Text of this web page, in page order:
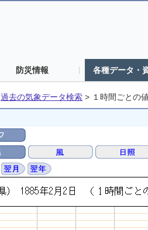
防災情報 各種データ・
過去の気象データ検索 > １時間ごとの